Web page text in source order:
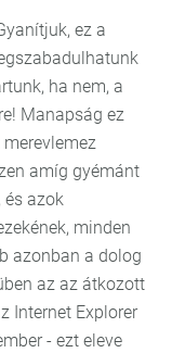
ez a
ha nem, a
Manapság ez
amíg gyémánt
és azok
minden
azonban a dolog
az az átkozott
Internet Explorer
- ezt eleve